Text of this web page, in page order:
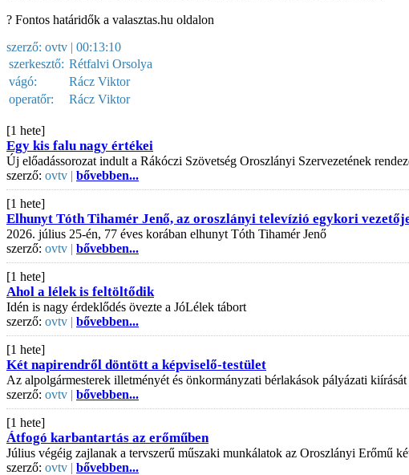
? Fontos határidők a valasztas.hu oldalon
szerző: ovtv | 00:13:10
szerkesztő: Rétfalvi Orsolya
vágó:
Rácz Viktor
operatőr:
Rácz Viktor
[1 hete]
Egy kis falu nagy értékei
Új előadássorozat indult a Rákóczi Szövetség Oroszlányi Szervezetének
szerző: ovtv | bővebben...
[1 hete]
Elhunyt Tóth Tihamér Jenő, az oroszlányi televízió egykori
2026. július 25-én, 77 éves korában elhunyt Tóth Tihamér Jenő
szerző: ovtv | bővebben...
[1 hete]
Ahol a lélek is feltöltődik
Idén is nagy érdeklődés övezte a JóLélek tábort
szerző: ovtv | bővebben...
[1 hete]
Két napirendről döntött a képviselő-testület
Az alpolgármesterek illetményét és önkormányzati bérlakások pályázati
szerző: ovtv | bővebben...
[1 hete]
Átfogó karbantartás az erőműben
Július végéig zajlanak a tervszerű műszaki munkálatok az Oroszlányi Erőmű
szerző: ovtv | bővebben...